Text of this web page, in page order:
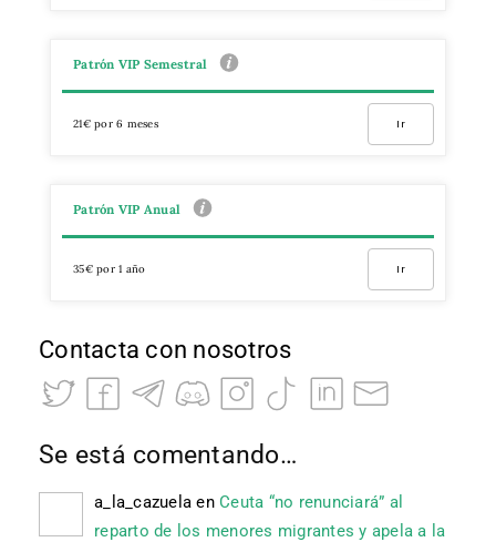
Patrón VIP Semestral
21€ por 6 meses Ir
Patrón VIP Anual
35€ por 1 año Ir
Contacta con nosotros
Se está comentando…
a_la_cazuela en Ceuta “no renunciará” al
reparto de los menores migrantes y apela a la